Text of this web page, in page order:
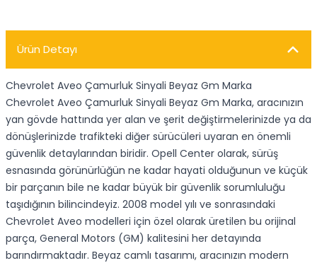
Ürün Detayı
Chevrolet Aveo Çamurluk Sinyali Beyaz Gm Marka
Chevrolet Aveo Çamurluk Sinyali Beyaz Gm Marka, aracınızın
yan gövde hattında yer alan ve şerit değiştirmelerinizde ya da
dönüşlerinizde trafikteki diğer sürücüleri uyaran en önemli
güvenlik detaylarından biridir. Opell Center olarak, sürüş
esnasında görünürlüğün ne kadar hayati olduğunun ve küçük
bir parçanın bile ne kadar büyük bir güvenlik sorumluluğu
taşıdığının bilincindeyiz. 2008 model yılı ve sonrasındaki
Chevrolet Aveo modelleri için özel olarak üretilen bu orijinal
parça, General Motors (GM) kalitesini her detayında
barındırmaktadır. Beyaz camlı tasarımı, aracınızın modern